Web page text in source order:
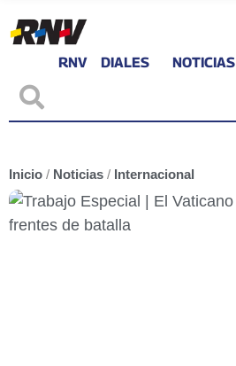
RNV DIALES NOTICIAS
Inicio / Noticias / Internacional